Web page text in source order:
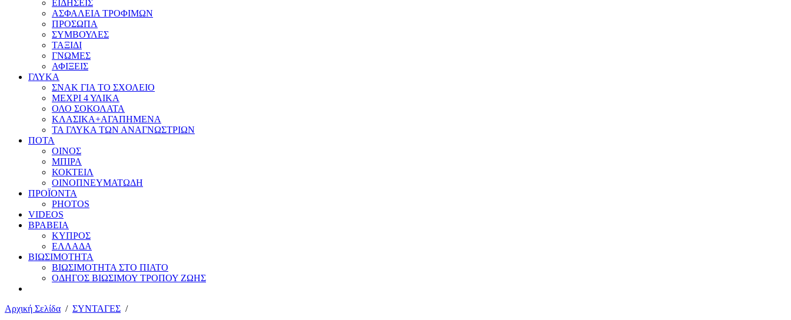
ΕΙΔΗΣΕΙΣ
ΑΣΦΑΛΕΙΑ ΤΡΟΦΙΜΩΝ
ΠΡΟΣΩΠΑ
ΣΥΜΒΟΥΛΕΣ
ΤΑΞΙΔΙ
ΓΝΩΜΕΣ
ΑΦΙΞΕΙΣ
ΓΛΥΚΑ
ΣΝΑΚ ΓΙΑ ΤΟ ΣΧΟΛΕΙΟ
ΜΕΧΡΙ 4 ΥΛΙΚΑ
ΟΛΟ ΣΟΚΟΛΑΤΑ
ΚΛΑΣΙΚΑ+ΑΓΑΠΗΜΕΝΑ
ΤΑ ΓΛΥΚΑ ΤΩΝ ΑΝΑΓΝΩΣΤΡΙΩΝ
ΠΟΤΑ
ΟΙΝΟΣ
ΜΠΙΡΑ
ΚΟΚΤΕΙΛ
ΟΙΝΟΠΝΕΥΜΑΤΩΔΗ
ΠΡΟΪΟΝΤΑ
PHOTOS
VIDEOS
ΒΡΑΒΕΙΑ
ΚΥΠΡΟΣ
ΕΛΛΑΔΑ
ΒΙΩΣΙΜΟΤΗΤΑ
ΒΙΩΣΙΜΟΤΗΤΑ ΣΤΟ ΠΙΑΤΟ
ΟΔΗΓΟΣ ΒΙΩΣΙΜΟΥ ΤΡΟΠΟΥ ΖΩΗΣ
Αρχική Σελίδα / ΣΥΝΤΑΓΕΣ /